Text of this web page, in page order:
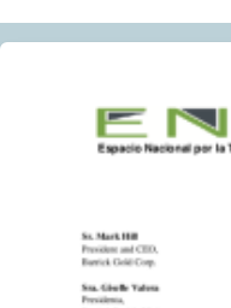
AMIGOS DE ALERTA
tierras raras antes de
una zona de sacrificio”
04.06.2026
La Asamblea
participación efectiva